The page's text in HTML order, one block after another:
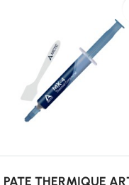
PATE THERMIQUE